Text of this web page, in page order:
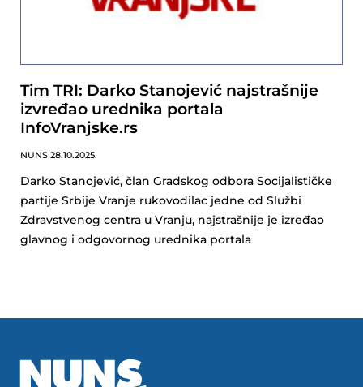
Tim TRI: Darko Stanojević najstrašnije
izvređao urednika portala
InfoVranjske.rs
NUNS 28.10.2025.
Darko Stanojević, član Gradskog odbora Socijalističke
partije Srbije Vranje rukovodilac jedne od Službi
Zdravstvenog centra u Vranju, najstrašnije je izređao
glavnog i odgovornog urednika portala